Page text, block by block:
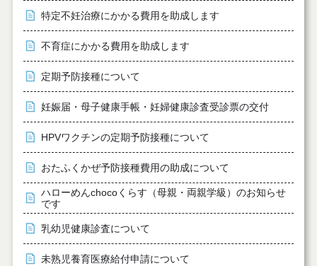
特定不妊治療にかかる費用を助成します
不育症にかかる費用を助成します
定期予防接種について
妊娠届・母子健康手帳・妊婦健康診査受診票の交付
HPVワクチンの定期予防接種について
おたふくかぜ予防接種費用の助成について
ハローめんchocoくらす（母親・両親学級）のお知らせ
です
乳幼児健康診査について
未熟児養育医療給付申請について